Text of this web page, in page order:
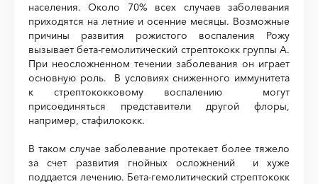
населения. Около 70% всех случаев заболевания
приходятся на летние и осенние месяцы. Возможные
причины развития рожистого воспаления Рожу
вызывает бета-гемолитический стрептококк группы А.
При неосложненном течении заболевания он играет
основную роль. В условиях сниженного иммунитета
к стрептококковому воспалению могут
присоединяться представители другой флоры,
например, стафилококк.
В таком случае заболевание протекает более тяжело
за счет развития гнойных осложнений и хуже
поддается лечению. Бета-гемолитический стрептококк